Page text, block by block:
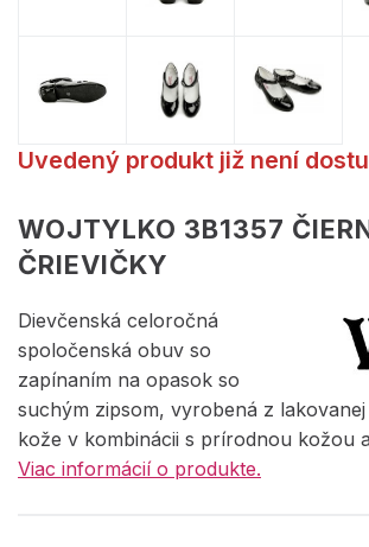
Uvedený produkt již není
WOJTYLKO 3B1357
ČRIEVIČKY
Dievčenská celoročná
spoločenská obuv so
zapínaním na opasok so
suchým zipsom, vyrobená z lakovanej
kože v kombinácii s prírodnou kožou
Viac informácií o produkte.